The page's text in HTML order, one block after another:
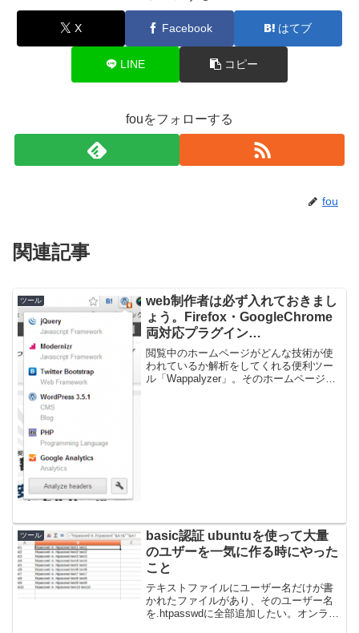
X Facebook はてブ
LINE コピー
fouをフォローする
fou
関連記事
ツール
web制作者は必ず入れておきまし
ょう。Firefox・GoogleChrome
両対応プラグイン
「Wappalyzer」
閲覧中のホームページがどんな技術が使
われているか解析をしてくれる便利ツー
ル「Wappalyzer」。そのホームページで
ツール
basic認証 ubuntuを使って大量
のユザーを一気に作る時にやった
こと
テキストファイルにユーザー名だけが書
かれたファイルがあり、そのユーザー名
を.htpasswdに全部追加したい。オンライ